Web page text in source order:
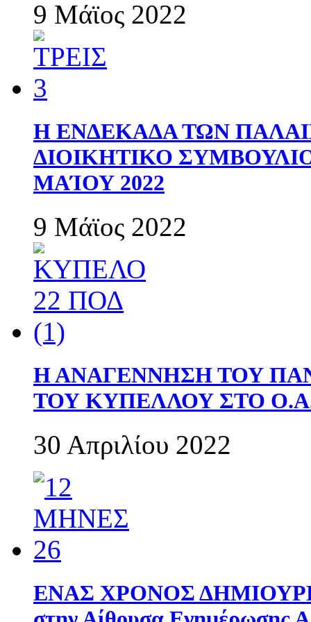
9 Μάϊος 2022
Η ΕΝΔΕΚΑΔΑ ΤΩΝ
ΔΙΟΙΚΗΤΙΚΟ
ΜΑΊΟΥ 2022
9 Μάϊος 2022
Η ΑΝΑΓΕΝΝΗΣΗ ΤΟΥ
ΤΟΥ ΚΥΠΕΛΛΟΥ ΣΤΟ
30 Απριλίου 2022
ΕΝΑΣ ΧΡΟΝΟΣ